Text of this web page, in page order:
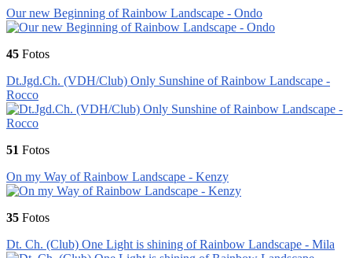
Our new Beginning of Rainbow Landscape - Ondo
45 Fotos
Dt.Jgd.Ch. (VDH/Club) Only Sunshine of Rainbow Landscape -
Rocco
51 Fotos
On my Way of Rainbow Landscape - Kenzy
35 Fotos
Dt. Ch. (Club) One Light is shining of Rainbow Landscape - Mila